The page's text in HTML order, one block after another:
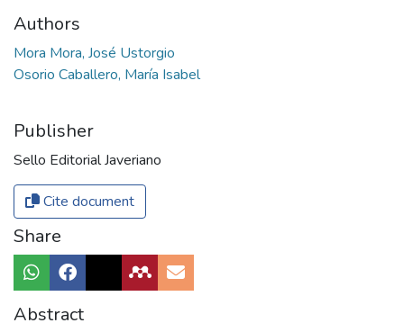
Authors
Mora Mora, José Ustorgio
Osorio Caballero, María Isabel
Publisher
Sello Editorial Javeriano
Cite document
Share
Abstract